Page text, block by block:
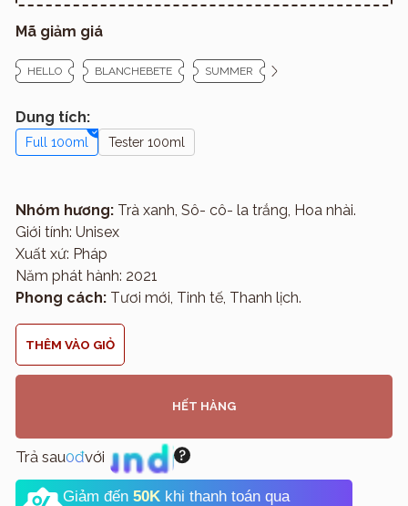
Mã giảm giá
HELLO BLANCHEBETE SUMMER
Dung tích:
Full 100ml Tester 100ml
Nhóm hương: Trà xanh, Sô- cô- la trắng, Hoa nhài.
Giới tính: Unisex
Xuất xứ: Pháp
Năm phát hành: 2021
Phong cách: Tươi mới, Tinh tế, Thanh lịch.
THÊM VÀO GIỎ
HẾT HÀNG
Trả sau0đvới
Giảm đến 50K khi thanh toán qua